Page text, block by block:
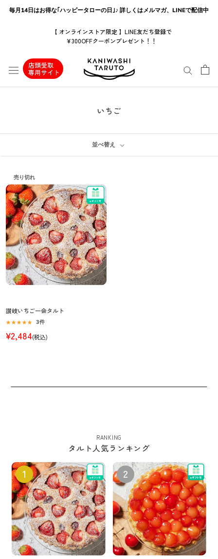
ツ
移
す
る
毎月14日はお得な｢ハッピータローの日｣♪ 詳しくはメルマガ、LINEで配信中
【 オンラインストア限定 】LINE友だち登録で
¥300OFFクーポンプレゼント！！
店頭受取
専用サイト
いちご
並べ替え
売り切れ
讃岐いちご一会タルト
3件
¥2,484(税込)
RANKING
タルト人気ランキング